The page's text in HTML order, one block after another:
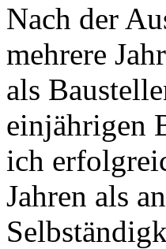
Nach der
mehrere
als
einjährigen
ich
Jahren als